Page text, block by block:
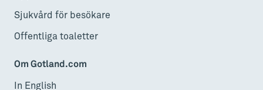
Sjukvård för besökare
Offentliga toaletter
Om Gotland.com
In English